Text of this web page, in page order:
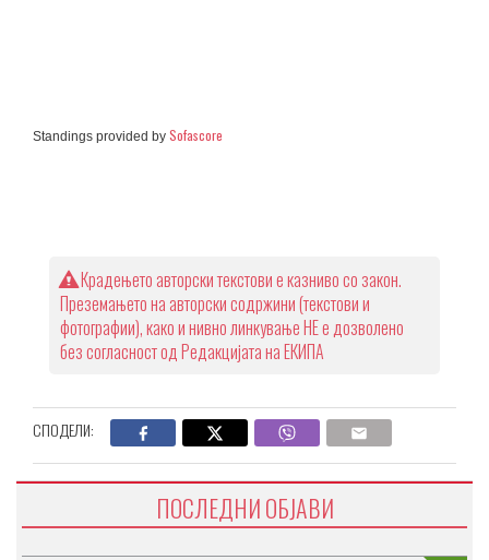
Standings provided by Sofascore
Крадењето авторски текстови е казниво со закон.
Преземањето на авторски содржини (текстови и
фотографии), како и нивно линкување НЕ е дозволено
без согласност од Редакцијата на ЕКИПА
СПОДЕЛИ:
ПОСЛЕДНИ ОБЈАВИ